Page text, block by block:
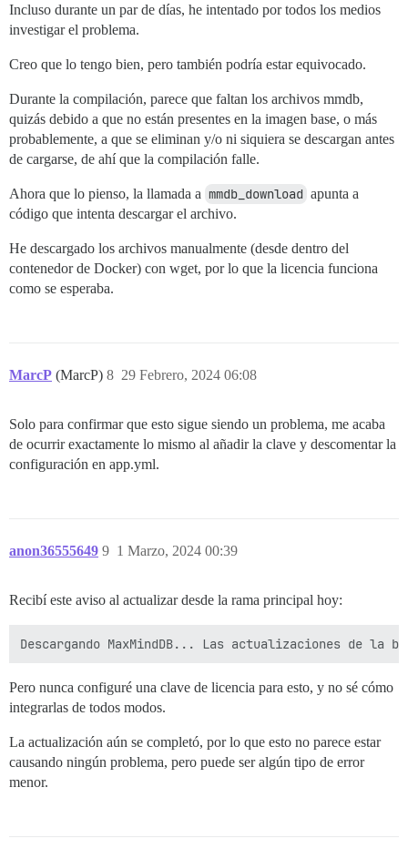
Incluso durante un par de días, he intentado por todos los medios
investigar el problema.
Creo que lo tengo bien, pero también podría estar equivocado.
Durante la compilación, parece que faltan los archivos mmdb,
quizás debido a que no están presentes en la imagen base, o más
probablemente, a que se eliminan y/o ni siquiera se descargan antes
de cargarse, de ahí que la compilación falle.
Ahora que lo pienso, la llamada a mmdb_download apunta a
código que intenta descargar el archivo.
He descargado los archivos manualmente (desde dentro del
contenedor de Docker) con wget, por lo que la licencia funciona
como se esperaba.
MarcP (MarcP) 29 Febrero, 2024 06:08
8
Solo para confirmar que esto sigue siendo un problema, me acaba
de ocurrir exactamente lo mismo al añadir la clave y descomentar la
configuración en app.yml.
anon36555649 1 Marzo, 2024 00:39
9
Recibí este aviso al actualizar desde la rama principal hoy:
Pero nunca configuré una clave de licencia para esto, y no sé cómo
integrarlas de todos modos.
La actualización aún se completó, por lo que esto no parece estar
causando ningún problema, pero puede ser algún tipo de error
menor.